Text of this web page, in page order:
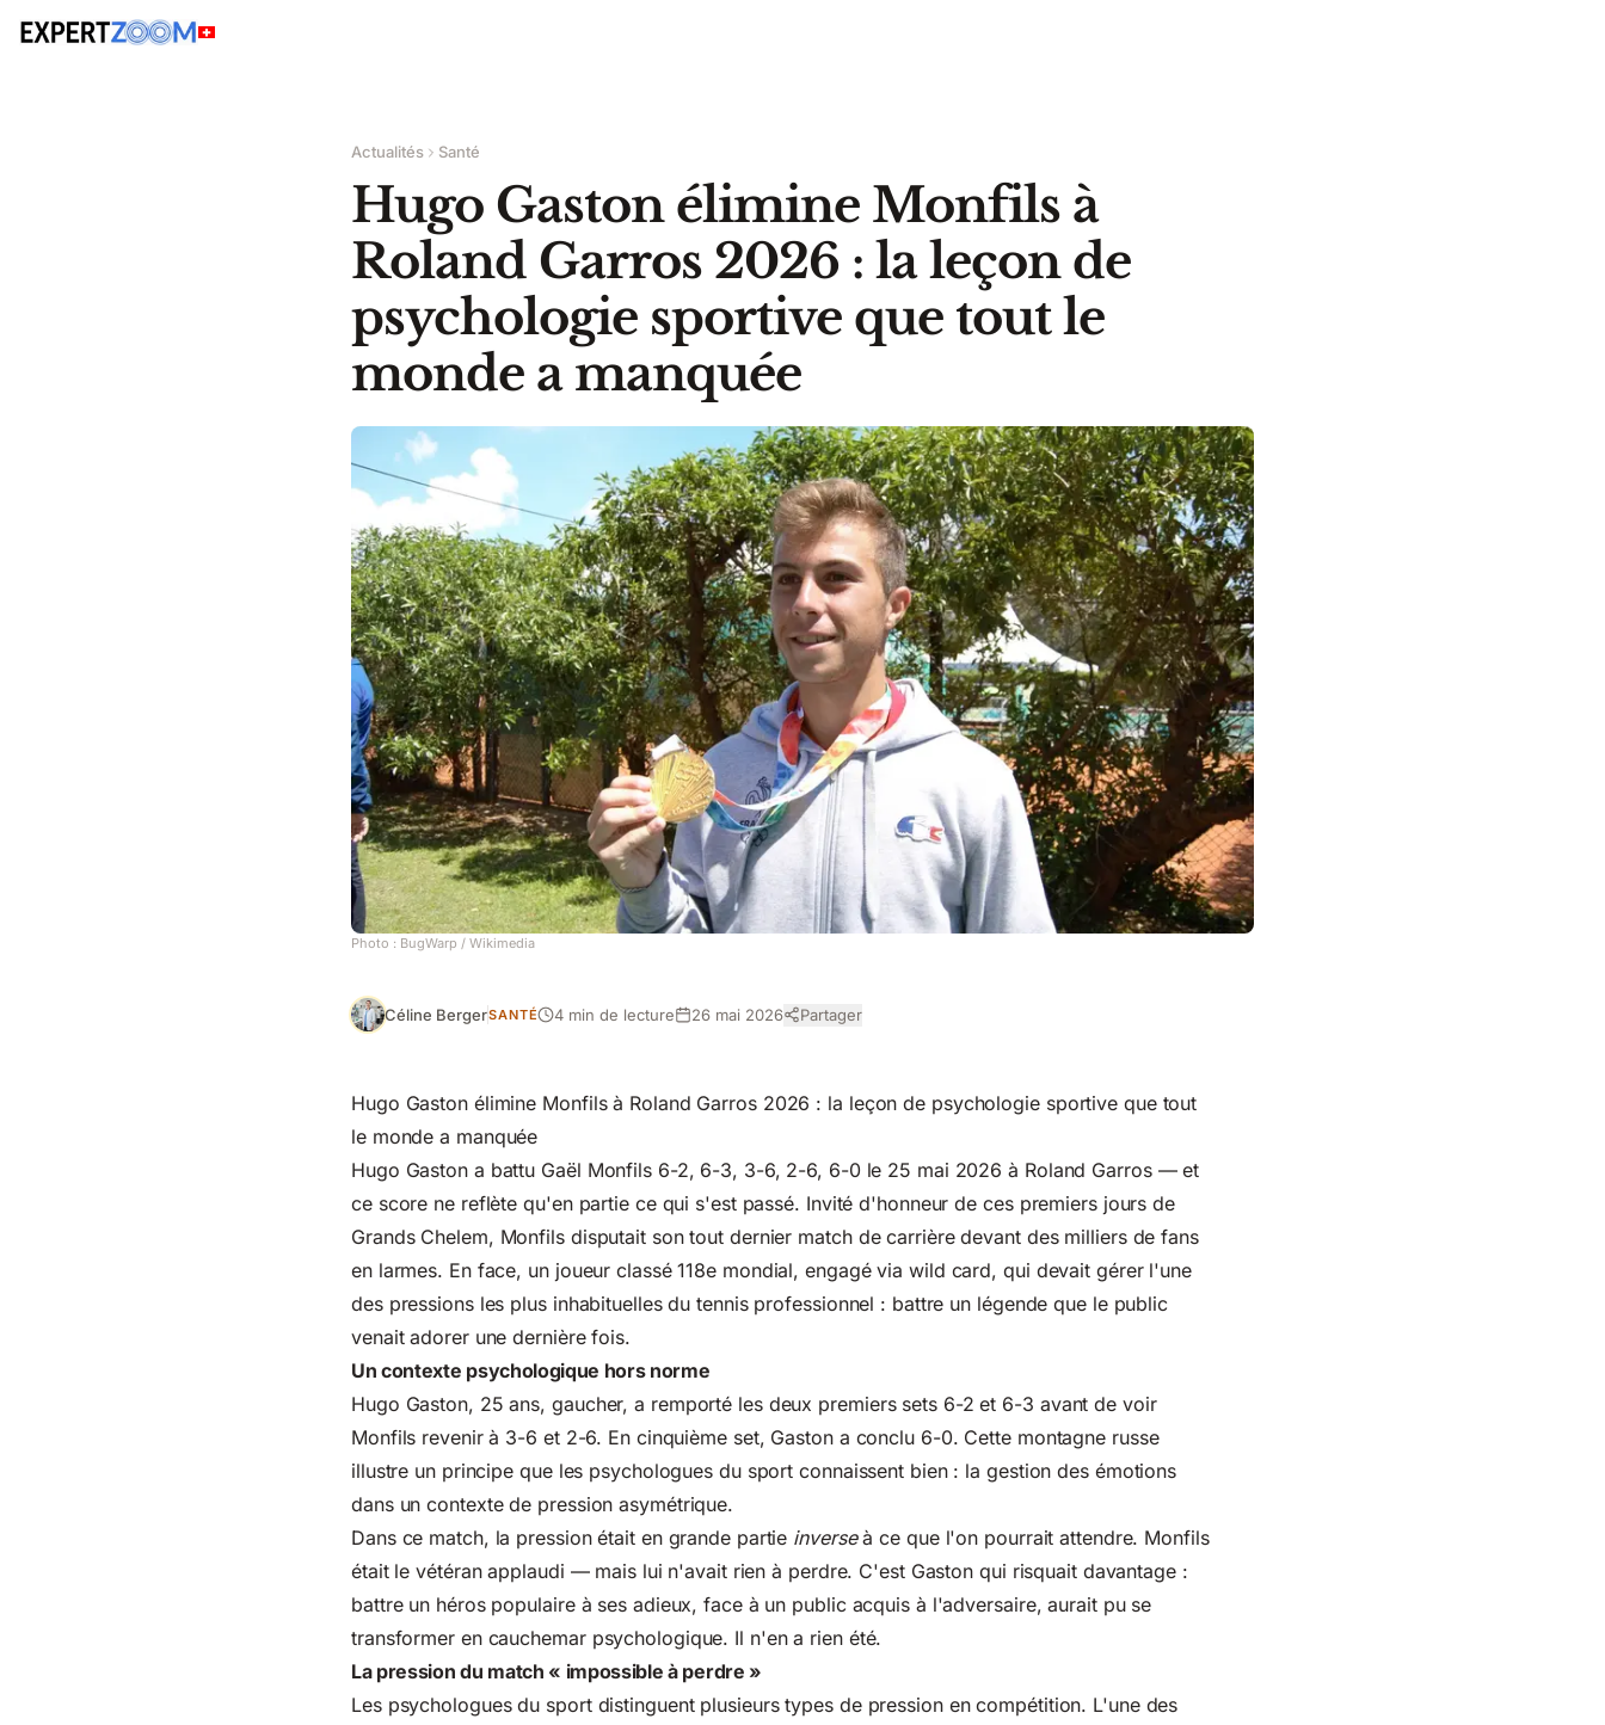
Actualités Santé
Hugo Gaston élimine Monfils à
Roland Garros 2026 : la leçon de
psychologie sportive que tout le
monde a manquée
Photo : BugWarp / Wikimedia
Céline BergerSANTÉ 4 min de lecture 26 mai 2026 Partager
Hugo Gaston élimine Monfils à Roland Garros 2026 : la leçon de psychologie sportive que tout
le monde a manquée
Hugo Gaston a battu Gaël Monfils 6-2, 6-3, 3-6, 2-6, 6-0 le 25 mai 2026 à Roland Garros — et
ce score ne reflète qu'en partie ce qui s'est passé. Invité d'honneur de ces premiers jours de
Grands Chelem, Monfils disputait son tout dernier match de carrière devant des milliers de fans
en larmes. En face, un joueur classé 118e mondial, engagé via wild card, qui devait gérer l'une
des pressions les plus inhabituelles du tennis professionnel : battre un légende que le public
venait adorer une dernière fois.
Un contexte psychologique hors norme
Hugo Gaston, 25 ans, gaucher, a remporté les deux premiers sets 6-2 et 6-3 avant de voir
Monfils revenir à 3-6 et 2-6. En cinquième set, Gaston a conclu 6-0. Cette montagne russe
illustre un principe que les psychologues du sport connaissent bien : la gestion des émotions
dans un contexte de pression asymétrique.
Dans ce match, la pression était en grande partie inverseà ce que l'on pourrait attendre. Monfils
était le vétéran applaudi — mais lui n'avait rien à perdre. C'est Gaston qui risquait davantage :
battre un héros populaire à ses adieux, face à un public acquis à l'adversaire, aurait pu se
transformer en cauchemar psychologique. Il n'en a rien été.
La pression du match « impossible à perdre »
Les psychologues du sport distinguent plusieurs types de pression en compétition. L'une des